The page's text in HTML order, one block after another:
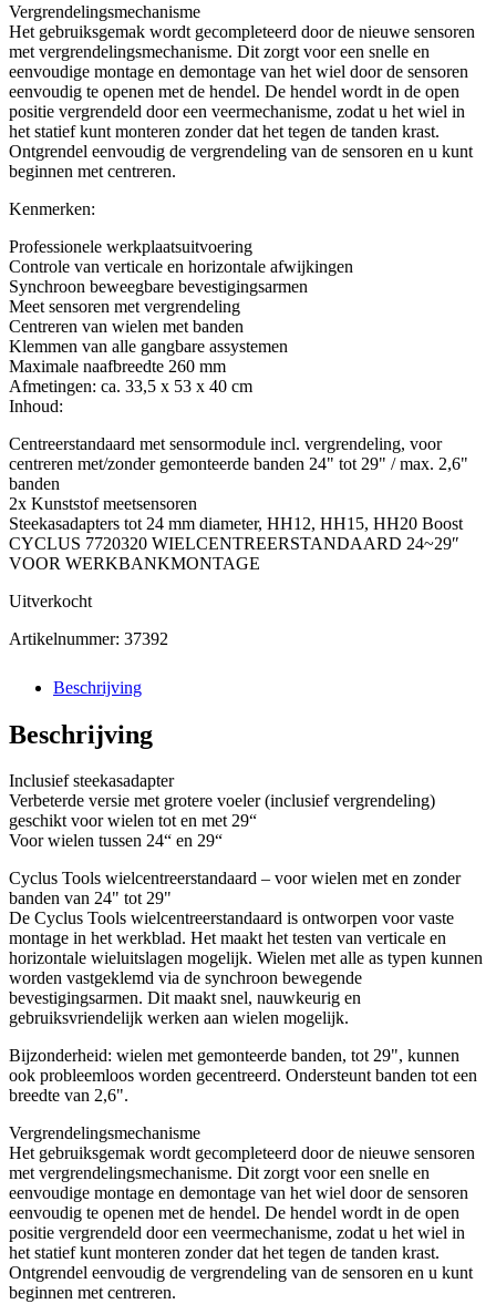
Vergrendelingsmechanisme
Het gebruiksgemak wordt gecompleteerd door de nieuwe sensoren
met vergrendelingsmechanisme. Dit zorgt voor een snelle en
eenvoudige montage en demontage van het wiel door de sensoren
eenvoudig te openen met de hendel. De hendel wordt in de open
positie vergrendeld door een veermechanisme, zodat u het wiel in
het statief kunt monteren zonder dat het tegen de tanden krast.
Ontgrendel eenvoudig de vergrendeling van de sensoren en u kunt
beginnen met centreren.
Kenmerken:
Professionele werkplaatsuitvoering
Controle van verticale en horizontale afwijkingen
Synchroon beweegbare bevestigingsarmen
Meet sensoren met vergrendeling
Centreren van wielen met banden
Klemmen van alle gangbare assystemen
Maximale naafbreedte 260 mm
Afmetingen: ca. 33,5 x 53 x 40 cm
Inhoud:
Centreerstandaard met sensormodule incl. vergrendeling, voor
centreren met/zonder gemonteerde banden 24" tot 29" / max. 2,6"
banden
2x Kunststof meetsensoren
Steekasadapters tot 24 mm diameter, HH12, HH15, HH20 Boost
CYCLUS 7720320 WIELCENTREERSTANDAARD 24~29″
VOOR WERKBANKMONTAGE
Uitverkocht
Artikelnummer: 37392
Beschrijving
Beschrijving
Inclusief steekasadapter
Verbeterde versie met grotere voeler (inclusief vergrendeling)
geschikt voor wielen tot en met 29“
Voor wielen tussen 24“ en 29“
Cyclus Tools wielcentreerstandaard – voor wielen met en zonder
banden van 24" tot 29"
De Cyclus Tools wielcentreerstandaard is ontworpen voor vaste
montage in het werkblad. Het maakt het testen van verticale en
horizontale wieluitslagen mogelijk. Wielen met alle as typen kunnen
worden vastgeklemd via de synchroon bewegende
bevestigingsarmen. Dit maakt snel, nauwkeurig en
gebruiksvriendelijk werken aan wielen mogelijk.
Bijzonderheid: wielen met gemonteerde banden, tot 29", kunnen
ook probleemloos worden gecentreerd. Ondersteunt banden tot een
breedte van 2,6".
Vergrendelingsmechanisme
Het gebruiksgemak wordt gecompleteerd door de nieuwe sensoren
met vergrendelingsmechanisme. Dit zorgt voor een snelle en
eenvoudige montage en demontage van het wiel door de sensoren
eenvoudig te openen met de hendel. De hendel wordt in de open
positie vergrendeld door een veermechanisme, zodat u het wiel in
het statief kunt monteren zonder dat het tegen de tanden krast.
Ontgrendel eenvoudig de vergrendeling van de sensoren en u kunt
beginnen met centreren.